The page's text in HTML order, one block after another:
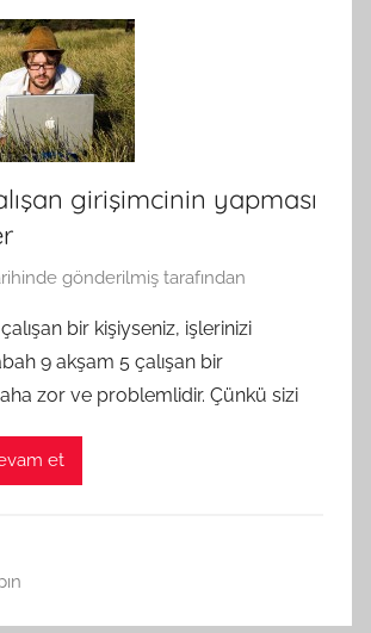
girişimcinin yapması
gönderilmiş tarafından
bir kişiyseniz, işlerinizi
9 akşam 5 çalışan bir
zor ve problemlidir. Çünkü sizi
et